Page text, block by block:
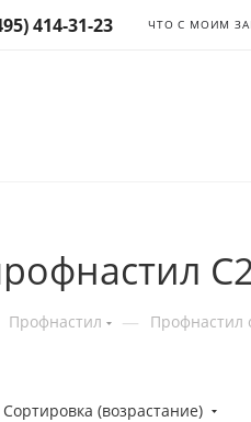
414-31-23 ЧТО С МОИМ
Профнастил — Профнастил
Сортировка (возрастание)